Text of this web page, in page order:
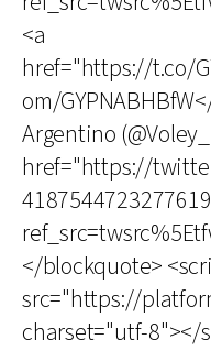
<a
href="https://t.co/
om/
Argentino
href="https://
</blockquote>
src="https://
charset="utf-8"></